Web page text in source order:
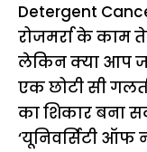
Detergent
रोजमर्रा के काम
लेकिन क्या आप
एक छोटी सी
का शिकार बना
‘यूनिवर्सिटी ऑफ